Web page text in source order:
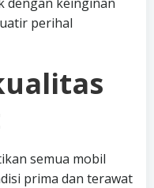
perihal
semua mobil
prima dan terawat